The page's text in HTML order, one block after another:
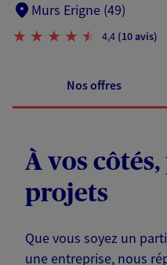
Murs Erigne (49)
4,4 (10 avis)
Nos offres
À vos
projets
Que vous soyez un
une entreprise, nous